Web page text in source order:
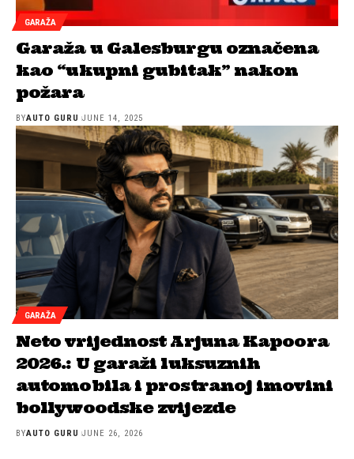
GARAŽA
Garaža u Galesburgu označena
kao “ukupni gubitak” nakon
požara
BYAUTO GURU JUNE 14, 2025
GARAŽA
Neto vrijednost Arjuna Kapoora
2026.: U garaži luksuznih
automobila i prostranoj imovini
bollywoodske zvijezde
BYAUTO GURU JUNE 26, 2026